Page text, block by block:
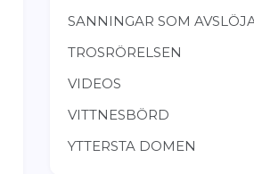
SANNINGAR SOM
TROSRÖRELSEN
VIDEOS
VITTNESBÖRD
YTTERSTA DOMEN